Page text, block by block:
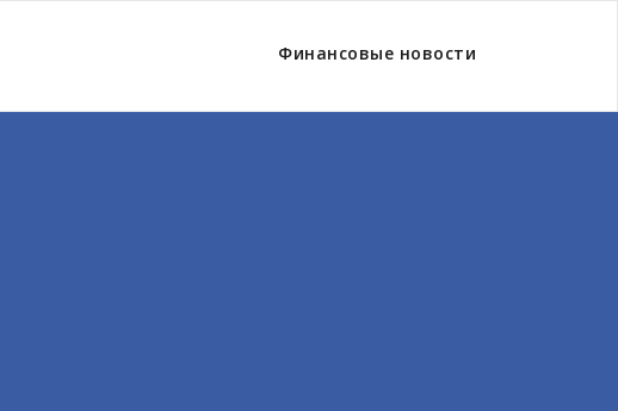
Финансовые новости